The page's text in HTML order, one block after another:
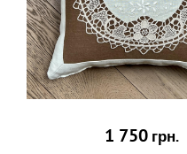
1 750 грн.